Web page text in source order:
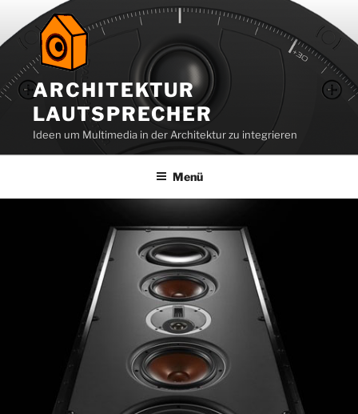
Inhalt
springen
ARCHITEKTUR
LAUTSPRECHER
Ideen um Multimedia in der Architektur zu integrieren
Menü